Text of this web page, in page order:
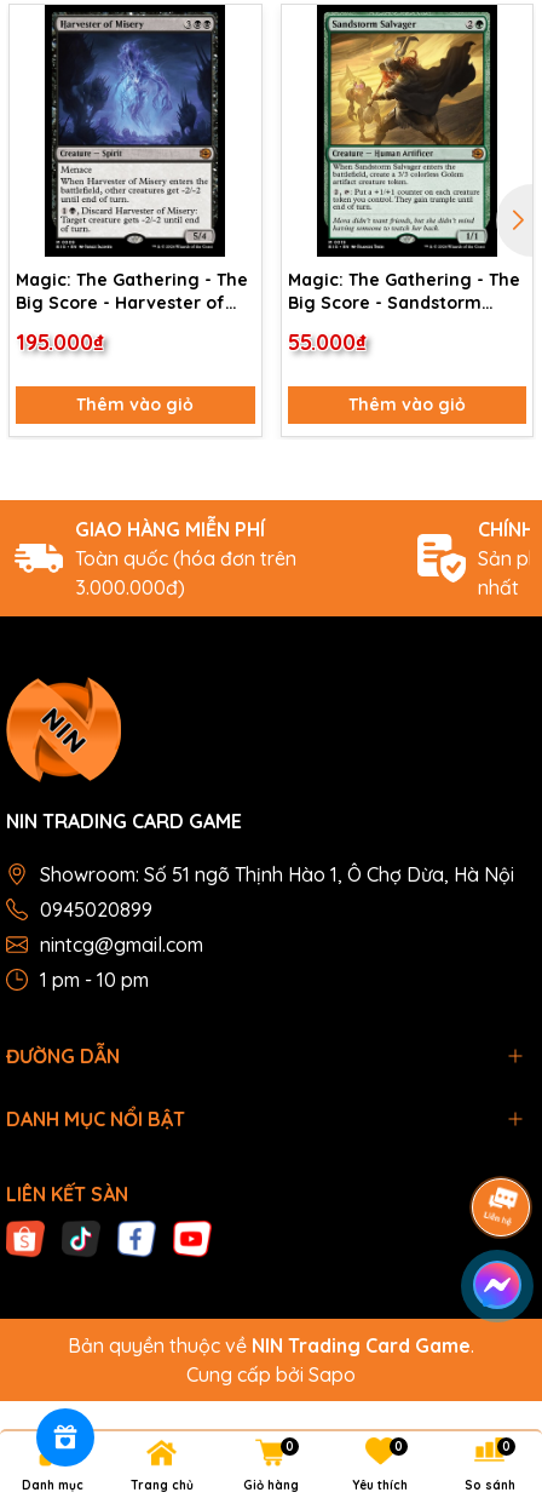
Magic: The Gathering - The
Big Score - Harvester of
195.000₫
Thêm vào giỏ
Magic: The Gathering - The
Big Score - Sandstorm
55.000₫
Thêm vào giỏ
GIAO HÀNG MIỄN PHÍ
Toàn quốc (hóa đơn trên
3.000.000đ)
CHÍNH
Sản
nhất
NIN TRADING CARD GAME
Showroom: Số 51 ngõ Thịnh Hào 1, Ô Chợ Dừa, Hà Nội
0945020899
nintcg@gmail.com
1 pm - 10 pm
ĐƯỜNG DẪN
DANH MỤC NỔI BẬT
LIÊN KẾT SÀN
Bản quyền thuộc về NIN Trading Card Game.
Cung cấp bởi Sapo
Danh mục Trang chủ Giỏ hàng
0
Yêu thích
0
So sánh
0